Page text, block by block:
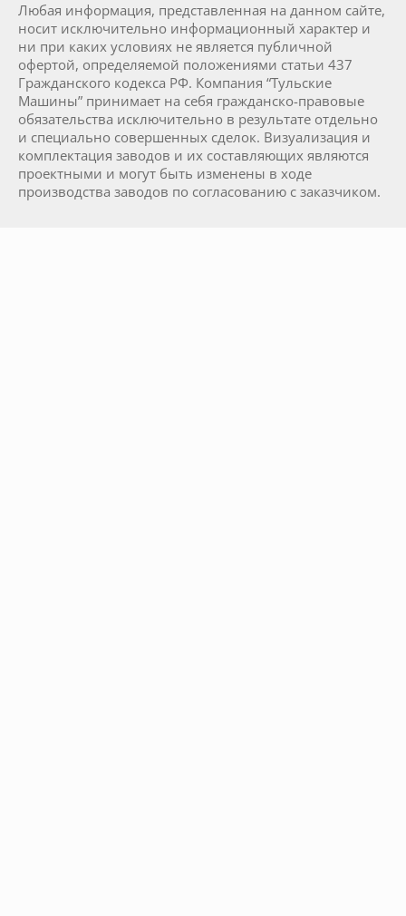
Любая информация, представленная на данном сайте,
носит исключительно информационный характер и
ни при каких условиях не является публичной
офертой, определяемой положениями статьи 437
Гражданского кодекса РФ. Компания “Тульские
Машины” принимает на себя гражданско-правовые
обязательства исключительно в результате отдельно
и специально совершенных сделок. Визуализация и
комплектация заводов и их составляющих являются
проектными и могут быть изменены в ходе
производства заводов по согласованию с заказчиком.